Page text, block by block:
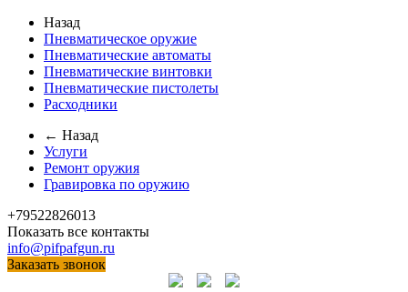
Назад
Пневматическое оружие
Пневматические автоматы
Пневматические винтовки
Пневматические пистолеты
Расходники
← Назад
Услуги
Ремонт оружия
Гравировка по оружию
+79522826013
Показать все контакты
info@pifpafgun.ru
Заказать звонок